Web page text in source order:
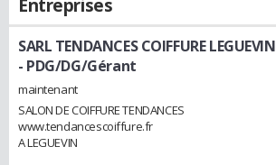
Entreprises
SARL TENDANCES COIFFURE LEGUEVIN
- PDG/DG/Gérant
maintenant
SALON DE COIFFURE TENDANCES
www.tendancescoiffure.fr
A LEGUEVIN